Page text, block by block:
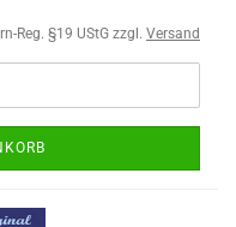
Reg. §19 UStG zzgl. Versand